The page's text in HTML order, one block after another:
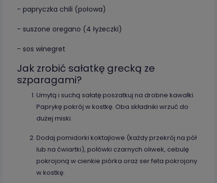
- papryczka chili (połowa)
- suszone oregano (4 łyżeczki)
- sos winegret
Jak zrobić sałatkę grecką ze
szparagami?
Umytą i suchą sałatę poszatkuj na drobne kawałki.
Paprykę pokrój w kostkę. Oba składniki wrzuć do
dużej miski.
Dodaj pomidorki koktajlowe (każdy przekrój na pół
lub na ćwiartki), połówki czarnych oliwek, cebulę
pokrojoną w cienkie piórka oraz ser feta pokrojony
w kostkę.